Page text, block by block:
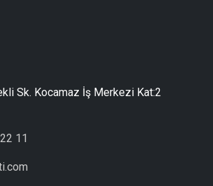
Sk. Kocamaz İş Merkezi Kat:2
11